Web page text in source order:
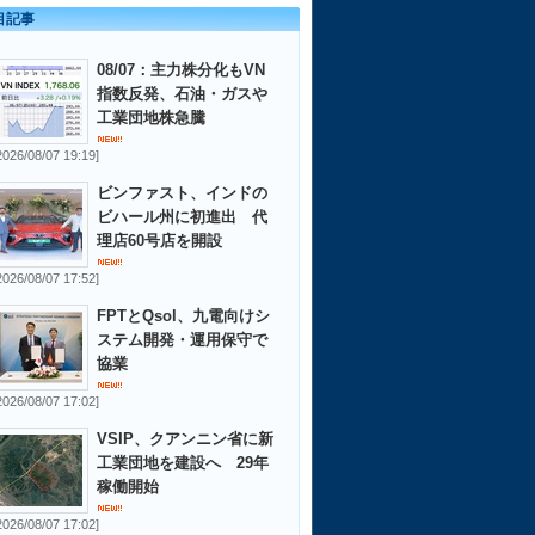
記事
08/07：主力株分化もVN
指数反発、石油・ガスや
工業団地株急騰
08/07 19:19]
ビンファスト、インドの
ビハール州に初進出 代
理店60号店を開設
08/07 17:52]
FPTとQsol、九電向けシ
ステム開発・運用保守で
協業
08/07 17:02]
VSIP、クアンニン省に新
工業団地を建設へ 29年
稼働開始
08/07 17:02]